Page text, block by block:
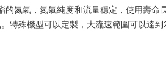
的氮氣，氮氣純度和流量穩定，使用壽
特殊機型可以定製，大流速範圍可以達到